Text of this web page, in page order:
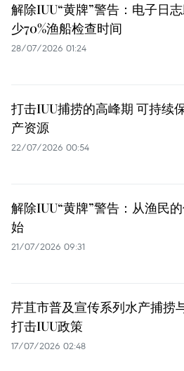
解除IUU“黄牌”警告：电子日
少70%渔船检查时间
28/07/2026 01:24
打击IUU捕捞的高峰期 可持续
产资源
22/07/2026 00:54
解除IUU“黄牌”警告：从渔民
始
21/07/2026 09:31
芹苴市普及宣传系列水产捕捞
打击IUU政策
17/07/2026 02:48